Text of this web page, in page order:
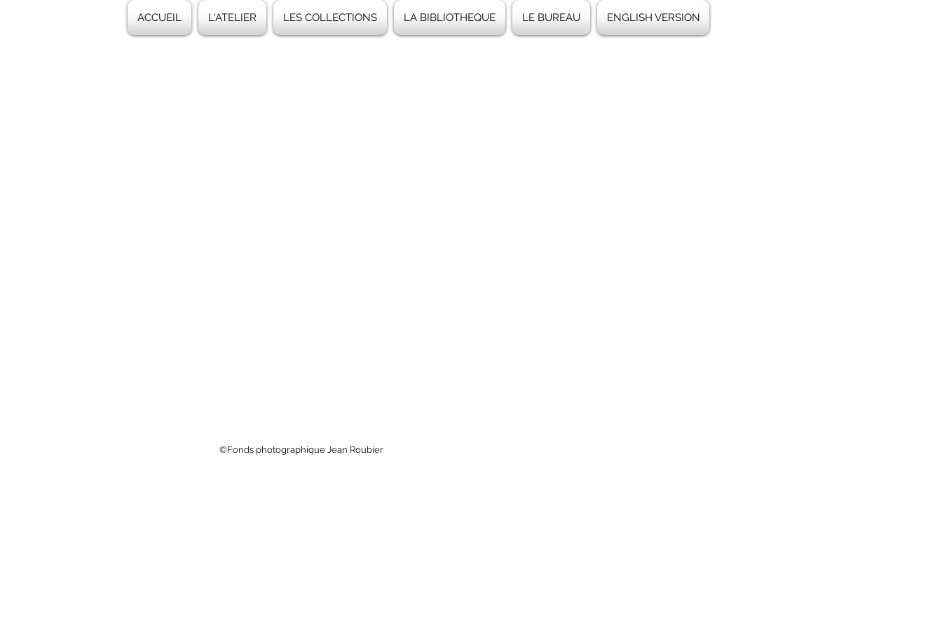
ACCUEIL L'ATELIER LES COLLECTIONS LA BIBLIOTHEQUE LE BUREAU ENGLISH VERSION
©Fonds photographique Jean Roubier